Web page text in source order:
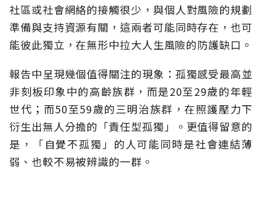
社區或社會網絡的接觸很少，與個人對風險的規劃
準備與支持資源有關，這兩者可能同時存在，也可
能彼此獨立，在無形中拉大人生風險的防護缺口。
報告中呈現幾個值得關注的現象：孤獨感受最高並
非刻板印象中的高齡族群，而是20至29歲的年輕
世代；而50至59歲的三明治族群，在照護壓力下
衍生出無人分擔的「責任型孤獨」。更值得留意的
是，「自覺不孤獨」的人可能同時是社會連結薄
弱、也較不易被辨識的一群。